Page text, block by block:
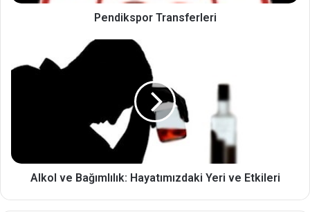
Pendikspor Transferleri
Alkol ve Bağımlılık: Hayatımızdaki Yeri ve Etkileri